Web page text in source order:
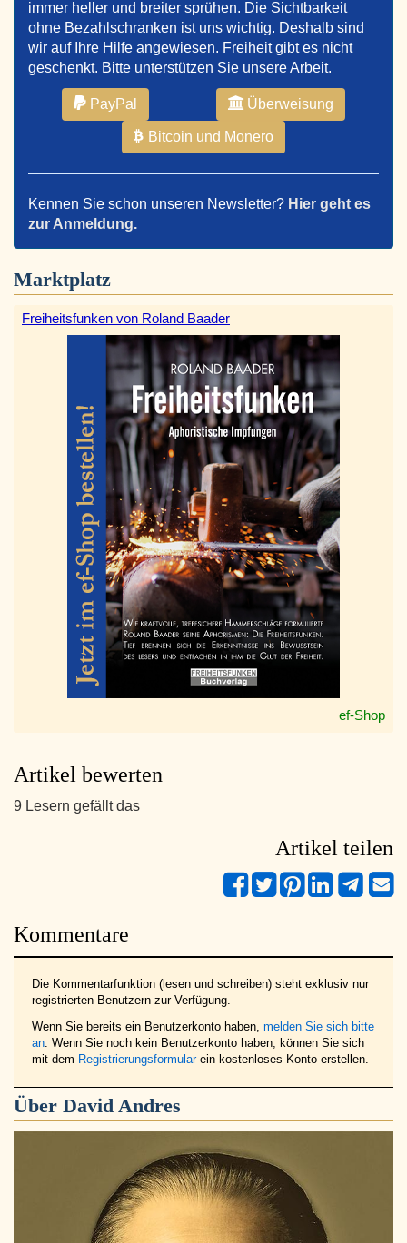
immer heller und breiter sprühen. Die Sichtbarkeit
ohne Bezahlschranken ist uns wichtig. Deshalb sind
wir auf Ihre Hilfe angewiesen. Freiheit gibt es nicht
geschenkt. Bitte unterstützen Sie unsere Arbeit.
PayPal Überweisung
Bitcoin und Monero
Kennen Sie schon unseren Newsletter? Hier geht es
zur Anmeldung.
Marktplatz
Freiheitsfunken von Roland Baader
ef-Shop
Artikel bewerten
9 Lesern gefällt das
Artikel teilen
Kommentare
Die Kommentarfunktion (lesen und schreiben) steht exklusiv nur
registrierten Benutzern zur Verfügung.
Wenn Sie bereits ein Benutzerkonto haben, melden Sie sich bitte
an . Wenn Sie noch kein Benutzerkonto haben, können Sie sich
mit dem Registrierungsformularein kostenloses Konto erstellen.
Über David Andres